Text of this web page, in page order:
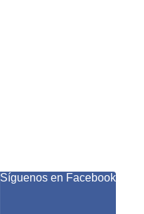
Síguenos en Facebook